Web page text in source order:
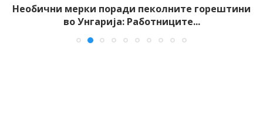
Необични мерки поради пеколните горештини
во Унгарија: Работниците...